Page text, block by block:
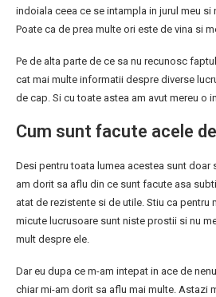
indoiala ceea ce se intampla in jurul meu si
Poate ca de prea multe ori este de vina si
Pe de alta parte de ce sa nu recunosc
cat mai multe informatii despre diverse
de cap. Si cu toate astea am avut mereu o
Cum sunt facute acele
Desi pentru toata lumea acestea sunt doar
am dorit sa aflu din ce sunt facute asa
atat de rezistente si de utile. Stiu ca pentru
micute lucrusoare sunt niste prostii si nu
mult despre ele.
Dar eu dupa ce m-am intepat in ace de
chiar mi-am dorit sa aflu mai multe. Astazi